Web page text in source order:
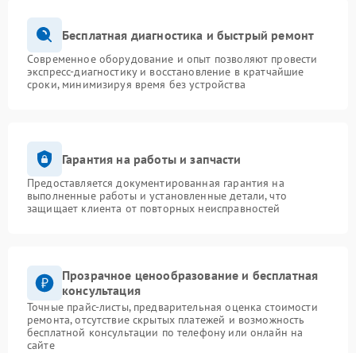
Бесплатная диагностика и быстрый ремонт
Современное оборудование и опыт позволяют провести
экспресс-диагностику и восстановление в кратчайшие
сроки, минимизируя время без устройства
Гарантия на работы и запчасти
Предоставляется документированная гарантия на
выполненные работы и установленные детали, что
защищает клиента от повторных неисправностей
Прозрачное ценообразование и бесплатная
консультация
Точные прайс-листы, предварительная оценка стоимости
ремонта, отсутствие скрытых платежей и возможность
бесплатной консультации по телефону или онлайн на
сайте